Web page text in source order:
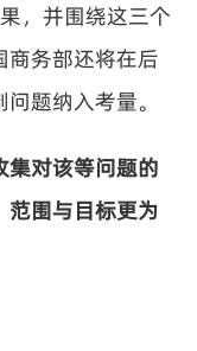
，并围绕这三个
商务部还将在后
题纳入考量。
集对该等问题的
范围与目标更为